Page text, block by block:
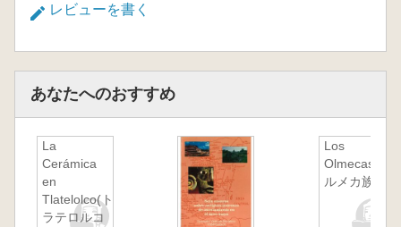
レビューを書く
あなたへのおすすめ
La
Cerámica
en
Tlatelolco(ト
ラテロルコ
Los
Olmecas(オ
ルメカ族)